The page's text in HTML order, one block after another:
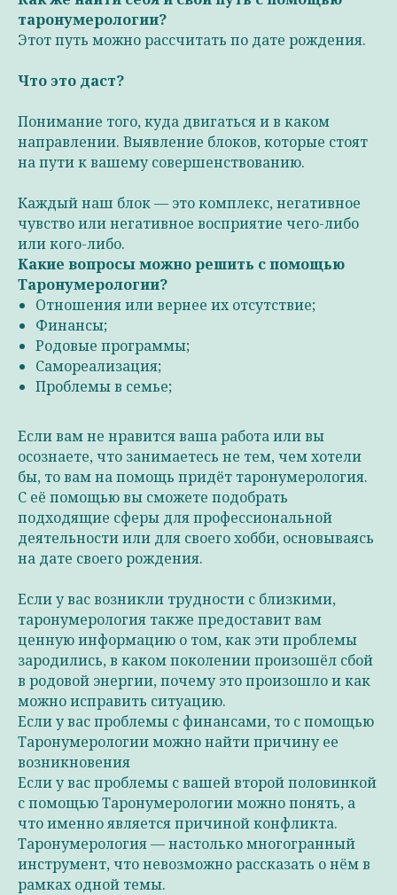
таронумерологии?
Этот путь можно рассчитать по дате рождения.
Что это даст?
Понимание того, куда двигаться и в каком
направлении. Выявление блоков, которые стоят
на пути к вашему совершенствованию.
Каждый наш блок — это комплекс, негативное
чувство или негативное восприятие чего-либо
или кого-либо.
Какие вопросы можно решить с помощью
Таронумерологии?
Отношения или вернее их отсутствие;
Финансы;
Родовые программы;
Самореализация;
Проблемы в семье;
Если вам не нравится ваша работа или вы
осознаете, что занимаетесь не тем, чем хотели
бы, то вам на помощь придёт таронумерология.
С её помощью вы сможете подобрать
подходящие сферы для профессиональной
деятельности или для своего хобби, основываясь
на дате своего рождения.
Если у вас возникли трудности с близкими,
таронумерология также предоставит вам
ценную информацию о том, как эти проблемы
зародились, в каком поколении произошёл сбой
в родовой энергии, почему это произошло и как
можно исправить ситуацию.
Если у вас проблемы с финансами, то с помощью
Таронумерологии можно найти причину ее
возникновения
Если у вас проблемы с вашей второй половинкой
с помощью Таронумерологии можно понять, а
что именно является причиной конфликта.
Таронумерология — настолько многогранный
инструмент, что невозможно рассказать о нём в
рамках одной темы.